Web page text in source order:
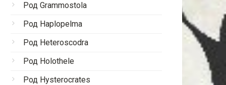
Род Grammostola
Род Haplopelma
Род Heteroscodra
Род Holothele
Род Hysterocrates